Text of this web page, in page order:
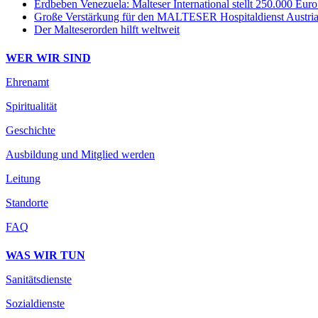
Erdbeben Venezuela: Malteser International stellt 250.000
Große Verstärkung für den MALTESER Hospitaldienst Austria
Der Malteserorden hilft weltweit
WER WIR SIND
Ehrenamt
Spiritualität
Geschichte
Ausbildung und Mitglied werden
Leitung
Standorte
FAQ
WAS WIR TUN
Sanitätsdienste
Sozialdienste